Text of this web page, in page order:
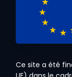
Ce site a été